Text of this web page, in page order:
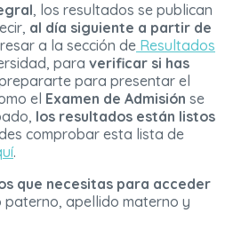
, los resultados se publican
al día siguiente a partir de
a la sección de Resultados
para verificar si has
para presentar el
el Examen de Admisión se
los resultados están listos
comprobar esta lista de
.
que necesitas para acceder
paterno, apellido materno y